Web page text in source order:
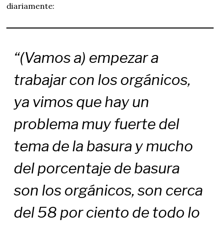
diariamente:
“(Vamos a) empezar a
trabajar con los orgánicos,
ya vimos que hay un
problema muy fuerte del
tema de la basura y mucho
del porcentaje de basura
son los orgánicos, son cerca
del 58 por ciento de todo lo